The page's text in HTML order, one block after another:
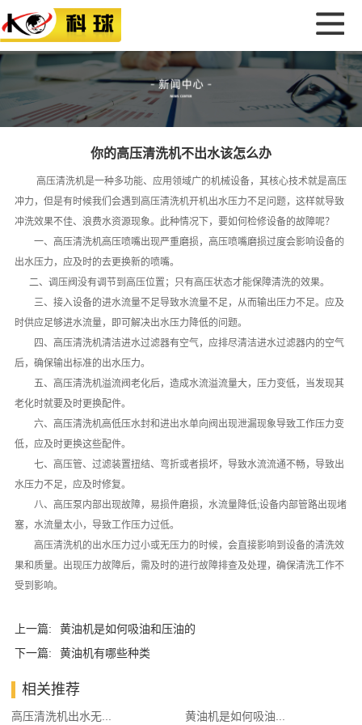
你的高压清洗机不出水该怎么办
高压清洗机是一种多功能、应用领域广的机械设备，其核心技术就是高压
冲力，但是有时候我们会遇到 高压清洗机开机出水压力不足问题，这样就导致
冲洗效果不佳、浪费水资源现象。此种情况下，要如何检修设备的故障呢？
一、高压清洗机高压喷嘴出现严重磨损，高压喷嘴磨损过度会影响设备的
出水压力，应及时的去更换新的喷嘴。
二、调压阀没有调节到高压位置；只有高压状态才能保障清洗的效果。
三、接入设备的进水流量不足导致水流量不足，从而输出压力不足。应及
时供应足够进水流量，即可解决出水压力降低的问题。
四、高压清洗机清洁进水过滤器有空气，应排尽清洁进水过滤器内的空气
后，确保输出标准的出水压力。
五、高压清洗机溢流阀老化后，造成水流溢流量大，压力变低，当发现其
老化时就要及时更换配件。
六、高压清洗机高低压水封和进出水单向阀出现泄漏现象导致工作压力变
低，应及时更换这些配件。
七、高压管、过滤装置扭结、弯折或者损坏，导致水流流通不畅，导致出
水压力不足，应及时修复。
八、高压泵内部出现故障，易损件磨损，水流量降低;设备内部管路出现堵
塞，水流量太小，导致工作压力过低。
高压清洗机的出水压力过小或无压力的时候，会直接影响到设备的清洗效
果和质量。出现压力故障后，需及时的进行故障排查及处理，确保清洗工作不
受到影响。
上一篇:
黄油机是如何吸油和压油的
下一篇:
黄油机有哪些种类
相关推荐
高压清洗机出水无... 黄油机是如何吸油...